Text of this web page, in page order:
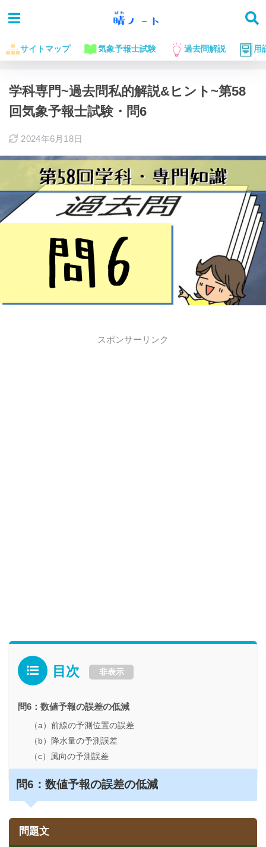
サイトマップ 気象予報士試験 過去問解説 用
ホーム 気象予報士試験に役立つお話 過去問解説
学科専門~過去問私的解説&ヒント~第58
回気象予報士試験・問6
2024年6月18日
スポンサーリンク
目次 非表示
問6：数値予報の誤差の低減
（a）前線の予測位置の誤差
（b）降水量の予測誤差
（c）風向の予測誤差
問6 ：数値予報の誤差の低減
問題文